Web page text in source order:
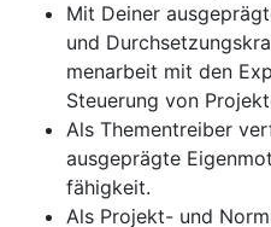
Mit Dei­ner
und
men­ar­beit mit den
Steu­e­rung von
Als The­men­trei­ber
aus­ge­präg­te
fä­hig­keit.
Als Pro­jekt- und